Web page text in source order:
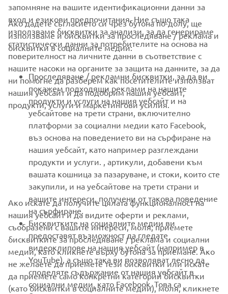
CORPORATE
FOR BUSINESS
MORE YAMAHA
SUPPORT
НОВИНАРСКИ БЮЛЕТИН
Бъдете първите, които ще научат за най-новите оферти,
специални събития, нови модели и много други
АБОНИРАНЕ
Прочетете нашата Политика за поверителност, за да научите
как обработваме вашите лични данни:Политика за защита на
личните данни
запомняне на вашите идентификационни данни за
вход и езикови предпочитания. Ние също така
използваме бисквитки за анализи, за да генерираме
статистически данни за потребителите на основа на
поверителност на личните данни в съответствие с
нашите насоки на органите за защита на данните, за да
ни помогне да разберем как посетителите използват
нашия уебсайт и да подобрим нашия уебсайт,
продукти, услуги и маркетингови усилия.
Ако дадете съгласието си чрез бутона по-долу, ще
използваме и бисквитки за проследяване / реклама и
бисквитки в социалните медии:
Проследяване / рекламни бисквитки, за да ви
покажем подходящи реклами на нашите
продукти и услуги на нашия уебсайт и на
уебсайтове на трети страни, включително
платформи за социални медии като Facebook,
въз основа на поведението ви на сърфиране на
нашия уебсайт, като например разглеждани
продукти и услуги. , артикули, добавени към
вашата кошница за пазаруване, и стоки, които сте
закупили, и на уебсайтове на трети страни и
вашите интереси, получени от такова поведение
на сърфиране.
Бисквитките на социалните медии ви
предоставят възможност да гледате
видеоклипове на нашия уебсайт (например в
YouTube), а също така ви позволяват лесно да
споделяте съдържание от нашия уебсайт в
социални медии, като Facebook. Това са
Ако искате да получите цялата функционалност на
нашия уебсайт и да видите оферти и реклами,
съобразени с вашите интереси, моля, приемете
бисквитките за проследяване / реклама и социални
медии, като кликнете върху бутона за приемане. Ако
не желаете да приемете тези бисквитки или искате
да приемете само конкретни категории бисквитки
(като бисквитки в социалните медии), моля, кликнете